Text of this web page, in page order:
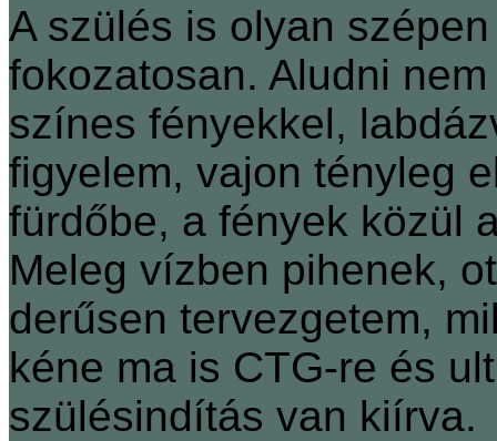
A szülés is olyan
fokozatosan. Aludni
színes fényekkel,
figyelem, vajon tényleg
fürdőbe, a fények közül
Meleg vízben pihenek,
derűsen tervezgetem,
kéne ma is CTG-re és
szülésindítás van kiírva.